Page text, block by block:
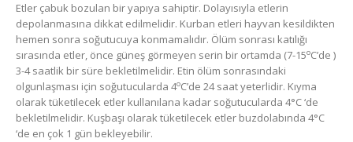
Etler çabuk bozulan bir yapıya sahiptir. Dolayısıyla etlerin
depolanmasına dikkat edilmelidir. Kurban etleri hayvan kesildikten
hemen sonra soğutucuya konmamalıdır. Ölüm sonrası katılığı
sırasında etler, önce güneş görmeyen serin bir ortamda (7-15oC’de )
3-4 saatlik bir süre bekletilmelidir. Etin ölüm sonrasındaki
olgunlaşması için soğutucularda 4oC’de 24 saat yeterlidir. Kıyma
olarak tüketilecek etler kullanılana kadar soğutucularda 4°C ‘de
bekletilmelidir. Kuşbaşı olarak tüketilecek etler buzdolabında 4°C
‘de en çok 1 gün bekleyebilir.